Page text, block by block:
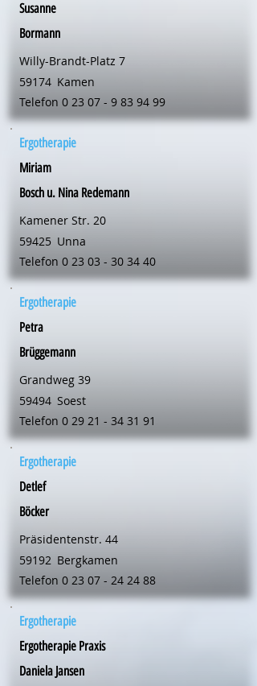
Susanne
Bormann
Willy-Brandt-Platz 7
59174 Kamen
Telefon 0 23 07 - 9 83 94 99
Ergotherapie
Miriam
Bosch u. Nina Redemann
Kamener Str. 20
59425 Unna
Telefon 0 23 03 - 30 34 40
Ergotherapie
Petra
Brüggemann
Grandweg 39
59494 Soest
Telefon 0 29 21 - 34 31 91
Ergotherapie
Detlef
Böcker
Präsidentenstr. 44
59192 Bergkamen
Telefon 0 23 07 - 24 24 88
Ergotherapie
Ergotherapie Praxis
Daniela Jansen